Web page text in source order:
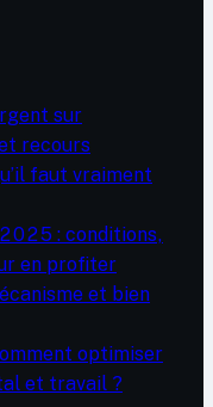
sur
recours
faut vraiment
: conditions,
en profiter
et bien
optimiser
et travail ?